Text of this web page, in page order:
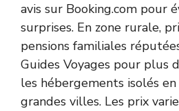
avis sur Booking.com pour
surprises. En zone rurale,
pensions familiales
Guides Voyages pour plus
les hébergements isolés
grandes villes. Les prix